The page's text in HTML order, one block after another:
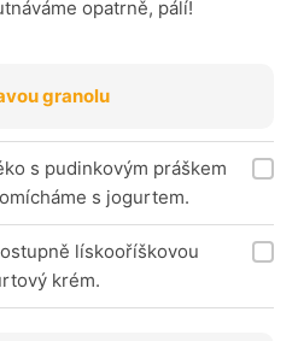
opatrně, pálí!
granolu
s pudinkovým práškem
s jogurtem.
lískooříškovou
krém.